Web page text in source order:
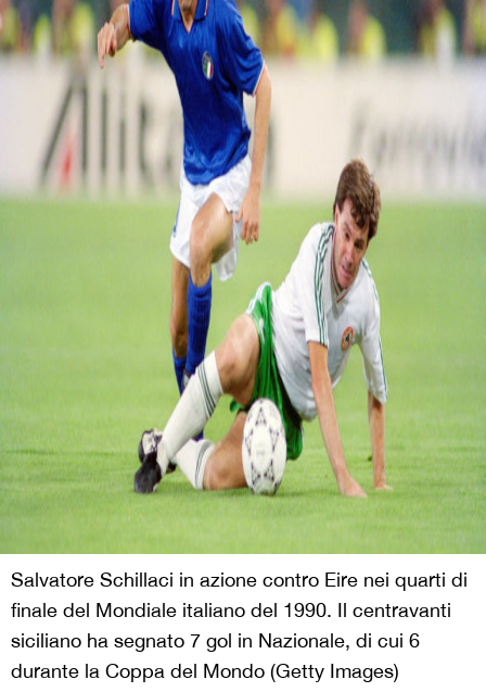
Salvatore Schillaci in azione contro Eire nei quarti di
finale del Mondiale italiano del 1990. Il centravanti
siciliano ha segnato 7 gol in Nazionale, di cui 6
durante la Coppa del Mondo (Getty Images)